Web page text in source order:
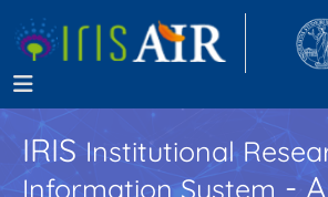
IRISInstitutional
Information System -